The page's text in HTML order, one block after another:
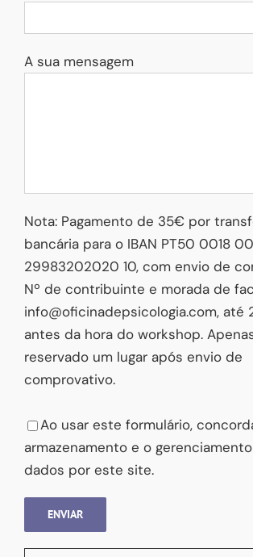
A sua mensagem
Nota: Pagamento de 35€ por
bancária para o IBAN PT50 0018
29983202020 10, com envio de
Nº de contribuinte e morada de
info@oficinadepsicologia.com, até
antes da hora do workshop.
reservado um lugar após envio de
comprovativo.
Ao usar este formulário,
armazenamento e o
dados por este site.